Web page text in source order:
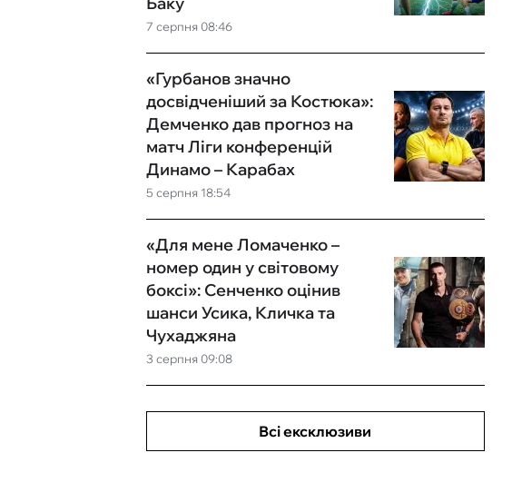
7 серпня 08:46
5 серпня 18:54
«Гурбанов значно
досвідченіший за Костюка»:
Демченко дав прогноз на
матч Ліги конференцій
Динамо – Карабах
3 серпня 09:08
«Для мене Ломаченко –
номер один у світовому
боксі»: Сенченко оцінив
шанси Усика, Кличка та
Чухаджяна
Всі ексклюзиви